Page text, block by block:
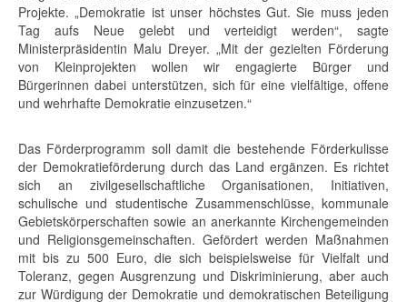
Projekte. „Demokratie ist unser höchstes Gut. Sie muss jeden
Tag aufs Neue gelebt und verteidigt werden“, sagte
Ministerpräsidentin Malu Dreyer. „Mit der gezielten Förderung
von Kleinprojekten wollen wir engagierte Bürger und
Bürgerinnen dabei unterstützen, sich für eine vielfältige, offene
und wehrhafte Demokratie einzusetzen.“
Das Förderprogramm soll damit die bestehende Förderkulisse
der Demokratieförderung durch das Land ergänzen. Es richtet
sich an zivilgesellschaftliche Organisationen, Initiativen,
schulische und studentische Zusammenschlüsse, kommunale
Gebietskörperschaften sowie an anerkannte Kirchengemeinden
und Religionsgemeinschaften. Gefördert werden Maßnahmen
mit bis zu 500 Euro, die sich beispielsweise für Vielfalt und
Toleranz, gegen Ausgrenzung und Diskriminierung, aber auch
zur Würdigung der Demokratie und demokratischen Beteiligung